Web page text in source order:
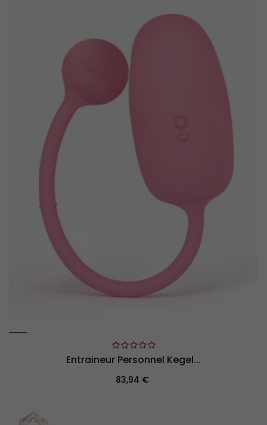
Entraineur Personnel Kegel...
Prix
83,94 €